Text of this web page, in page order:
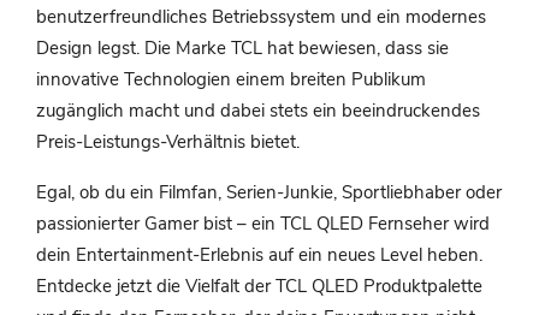
benutzerfreundliches Betriebssystem und ein modernes
Design legst. Die Marke TCL hat bewiesen, dass sie
innovative Technologien einem breiten Publikum
zugänglich macht und dabei stets ein beeindruckendes
Preis-Leistungs-Verhältnis bietet.
Egal, ob du ein Filmfan, Serien-Junkie, Sportliebhaber oder
passionierter Gamer bist – ein TCL QLED Fernseher wird
dein Entertainment-Erlebnis auf ein neues Level heben.
Entdecke jetzt die Vielfalt der TCL QLED Produktpalette